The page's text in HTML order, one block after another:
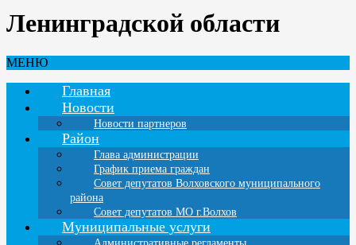
Ленинградской области
МЕНЮ
Главная
Новости
Новости партнеров
Район
Глава администрации
График приема граждан
Совет депутатов Волховского муниципального
района
Совет депутатов МО г.Волхов
Муниципальные услуги